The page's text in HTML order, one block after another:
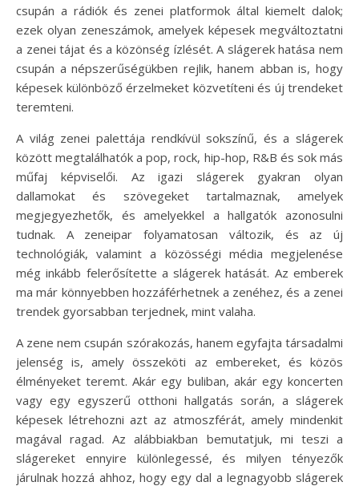
csupán a rádiók és zenei platformok által kiemelt dalok;
ezek olyan zeneszámok, amelyek képesek megváltoztatni
a zenei tájat és a közönség ízlését. A slágerek hatása nem
csupán a népszerűségükben rejlik, hanem abban is, hogy
képesek különböző érzelmeket közvetíteni és új trendeket
teremteni.
A világ zenei palettája rendkívül sokszínű, és a slágerek
között megtalálhatók a pop, rock, hip-hop, R&B és sok más
műfaj képviselői. Az igazi slágerek gyakran olyan
dallamokat és szövegeket tartalmaznak, amelyek
megjegyezhetők, és amelyekkel a hallgatók azonosulni
tudnak. A zeneipar folyamatosan változik, és az új
technológiák, valamint a közösségi média megjelenése
még inkább felerősítette a slágerek hatását. Az emberek
ma már könnyebben hozzáférhetnek a zenéhez, és a zenei
trendek gyorsabban terjednek, mint valaha.
A zene nem csupán szórakozás, hanem egyfajta társadalmi
jelenség is, amely összeköti az embereket, és közös
élményeket teremt. Akár egy buliban, akár egy koncerten
vagy egy egyszerű otthoni hallgatás során, a slágerek
képesek létrehozni azt az atmoszférát, amely mindenkit
magával ragad. Az alábbiakban bemutatjuk, mi teszi a
slágereket ennyire különlegessé, és milyen tényezők
járulnak hozzá ahhoz, hogy egy dal a legnagyobb slágerek